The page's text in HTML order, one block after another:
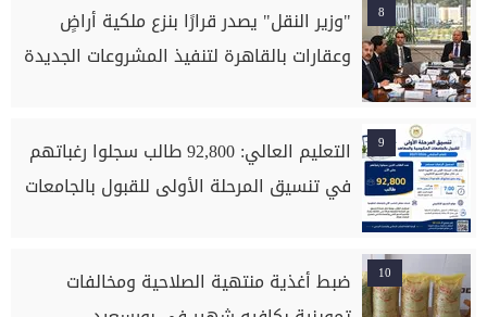
8
"وزير النقل" يصدر قرارًا بنزع ملكية أراضٍ
وعقارات بالقاهرة لتنفيذ المشروعات الجديدة
9
التعليم العالي: 92,800 طالب سجلوا رغباتهم
في تنسيق المرحلة الأولى للقبول بالجامعات
10
ضبط أغذية منتهية الصلاحية ومخالفات